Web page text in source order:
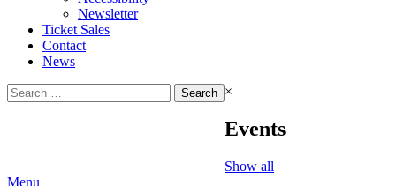
Newsletter
Ticket Sales
Contact
News
Search
for:
×
Events
Show all
Menu